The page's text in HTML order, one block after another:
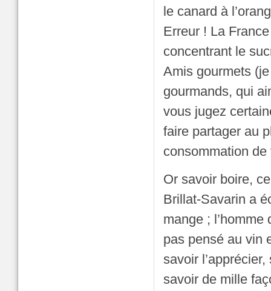
le canard à
Erreur ! La
concentrant le
Amis gourmets
gourmands, qui
vous jugez
faire partager au
consommation de
Or savoir boire,
Brillat-Savarin a
mange ; l’homme
pas pensé au vin
savoir
savoir de mille